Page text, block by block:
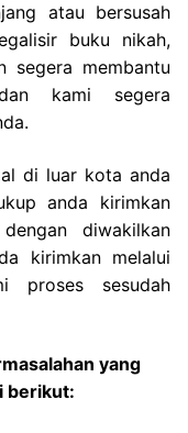
atau bersusah
buku nikah,
segera membantu
kami segera
di luar kota anda
anda kirimkan
diwakilkan
kirimkan melalui
proses sesudah
yang
berikut: